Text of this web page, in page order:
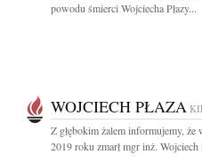
powodu śmierci Wojciecha Płazy...
WOJCIECH PŁAZA
Z głębokim żalem informujemy,
2019 roku zmarł mgr inż. Wojciech